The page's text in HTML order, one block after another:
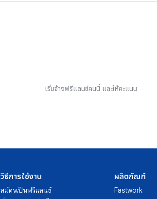
เริ่มจ้างฟรีแลนซ์คนนี้ และให้คะแนน
วิธีการใช้งาน
สมัครเป็นฟรีแลนซ์
ผลิตภัณฑ์
Fastwork